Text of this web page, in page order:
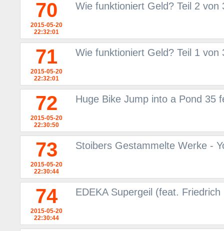
70
2015-05-20
22:32:01
Wie funktioniert Geld? Teil 2 von
71
2015-05-20
22:32:01
Wie funktioniert Geld? Teil 1 von
72
2015-05-20
22:30:50
Huge Bike Jump into a Pond 35
73
2015-05-20
22:30:44
Stoibers Gestammelte Werke -
74
2015-05-20
22:30:44
EDEKA Supergeil (feat.